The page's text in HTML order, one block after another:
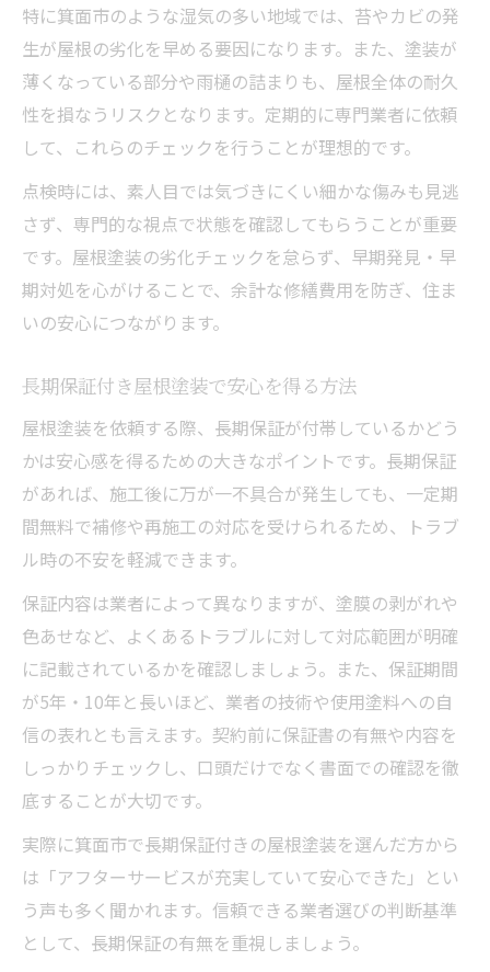
特に箕面市のような湿気の多い地域では、苔やカビの発
生が屋根の劣化を早める要因になります。また、塗装が
薄くなっている部分や雨樋の詰まりも、屋根全体の耐久
性を損なうリスクとなります。定期的に専門業者に依頼
して、これらのチェックを行うことが理想的です。
点検時には、素人目では気づきにくい細かな傷みも見逃
さず、専門的な視点で状態を確認してもらうことが重要
です。屋根塗装の劣化チェックを怠らず、早期発見・早
期対処を心がけることで、余計な修繕費用を防ぎ、住ま
いの安心につながります。
長期保証付き屋根塗装で安心を得る方法
屋根塗装を依頼する際、長期保証が付帯しているかどう
かは安心感を得るための大きなポイントです。長期保証
があれば、施工後に万が一不具合が発生しても、一定期
間無料で補修や再施工の対応を受けられるため、トラブ
ル時の不安を軽減できます。
保証内容は業者によって異なりますが、塗膜の剥がれや
色あせなど、よくあるトラブルに対して対応範囲が明確
に記載されているかを確認しましょう。また、保証期間
が5年・10年と長いほど、業者の技術や使用塗料への自
信の表れとも言えます。契約前に保証書の有無や内容を
しっかりチェックし、口頭だけでなく書面での確認を徹
底することが大切です。
実際に箕面市で長期保証付きの屋根塗装を選んだ方から
は「アフターサービスが充実していて安心できた」とい
う声も多く聞かれます。信頼できる業者選びの判断基準
として、長期保証の有無を重視しましょう。